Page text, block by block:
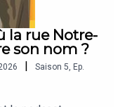
la rue Notre-
son nom ?
| Saison 5, Ep.